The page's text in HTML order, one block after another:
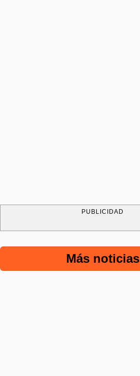
PUBLICIDAD
Más noticias